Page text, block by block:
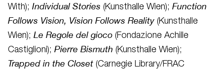
With); Individual Stories (Kunsthalle Wien); Function
Follows Vision, Vision Follows Reality (Kunsthalle
Wien); Le Regole del gioco (Fondazione Achille
Castiglioni); Pierre Bismuth (Kunsthalle Wien);
Trapped in the Closet (Carnegie Library/FRAC